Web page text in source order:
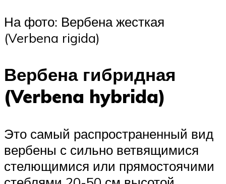
На фото: Вербена жесткая
(Verbena rigida)
Вербена гибридная
(Verbena hybrida)
Это самый распространенный вид
вербены с сильно ветвящимися
стелющимися или прямостоячими